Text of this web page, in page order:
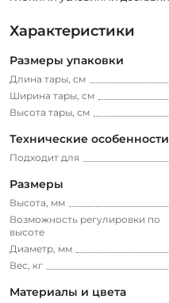
Характеристики
Размеры упаковки
Длина тары, см
Ширина тары, см
Высота тары, см
Технические особенности
Подходит для
Размеры
Высота, мм
Возможность регулировки по
высоте
Диаметр, мм
Вес, кг
Материалы и цвета